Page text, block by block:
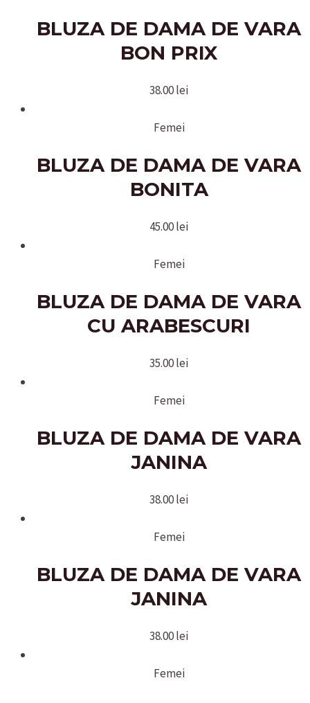
BLUZA DE DAMA DE VARA
BON PRIX
38.00lei
Femei
BLUZA DE DAMA DE VARA
BONITA
45.00lei
Femei
BLUZA DE DAMA DE VARA
CU ARABESCURI
35.00lei
Femei
BLUZA DE DAMA DE VARA
JANINA
38.00lei
Femei
BLUZA DE DAMA DE VARA
JANINA
38.00lei
Femei